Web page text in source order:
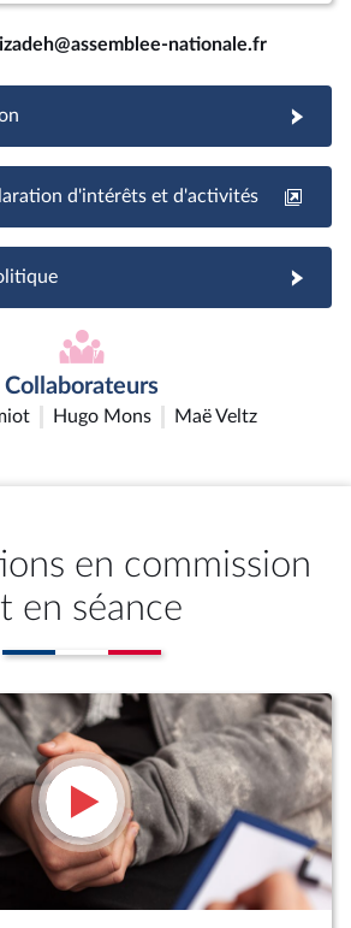
nationale.fr
d'intérêts et d'activités
Collaborateurs
Hugo Mons Maë Veltz
en commission
en séance